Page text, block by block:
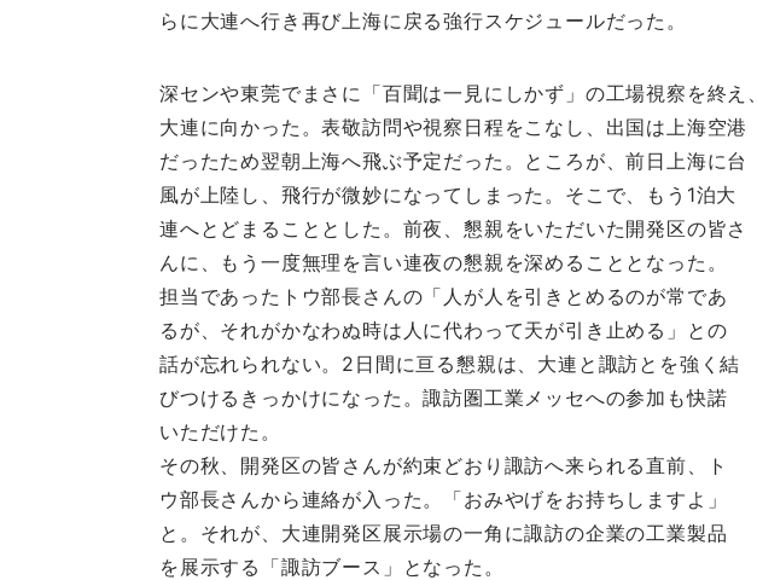
らに大連へ行き再び上海に戻る強行スケジュールだった。
深センや東莞でまさに「百聞は一見にしかず」の工場視察を終え、
大連に向かった。表敬訪問や視察日程をこなし、出国は上海空港
だったため翌朝上海へ飛ぶ予定だった。ところが、前日上海に台
風が上陸し、飛行が微妙になってしまった。そこで、もう1泊大
連へとどまることとした。前夜、懇親をいただいた開発区の皆さ
んに、もう一度無理を言い連夜の懇親を深めることとなった。
担当であったトウ部長さんの「人が人を引きとめるのが常であ
るが、それがかなわぬ時は人に代わって天が引き止める」との
話が忘れられない。2日間に亘る懇親は、大連と諏訪とを強く結
びつけるきっかけになった。諏訪圏工業メッセへの参加も快諾
いただけた。
その秋、開発区の皆さんが約束どおり諏訪へ来られる直前、ト
ウ部長さんから連絡が入った。「おみやげをお持ちしますよ」
と。それが、大連開発区展示場の一角に諏訪の企業の工業製品
を展示する「諏訪ブース」となった。